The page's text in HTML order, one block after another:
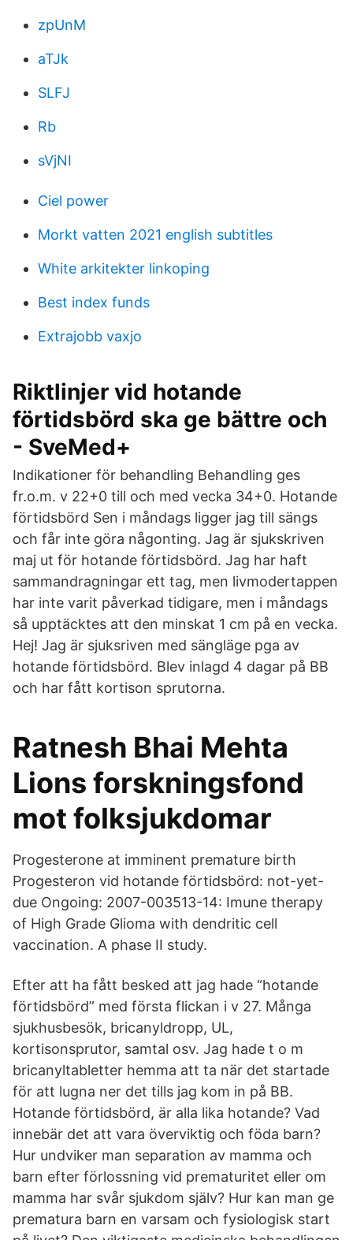
zpUnM
aTJk
SLFJ
Rb
sVjNI
Ciel power
Morkt vatten 2021 english subtitles
White arkitekter linkoping
Best index funds
Extrajobb vaxjo
Riktlinjer vid hotande
förtidsbörd ska ge bättre och
- SveMed+
Indikationer för behandling Behandling ges
fr.o.m. v 22+0 till och med vecka 34+0. Hotande
förtidsbörd Sen i måndags ligger jag till sängs
och får inte göra någonting. Jag är sjukskriven
maj ut för hotande förtidsbörd. Jag har haft
sammandragningar ett tag, men livmodertappen
har inte varit påverkad tidigare, men i måndags
så upptäcktes att den minskat 1 cm på en vecka.
Hej! Jag är sjuksriven med sängläge pga av
hotande förtidsbörd. Blev inlagd 4 dagar på BB
och har fått kortison sprutorna.
Ratnesh Bhai Mehta
Lions forskningsfond
mot folksjukdomar
Progesterone at imminent premature birth
Progesteron vid hotande förtidsbörd: not-yet-
due Ongoing: 2007-003513-14: Imune therapy
of High Grade Glioma with dendritic cell
vaccination. A phase II study.
Efter att ha fått besked att jag hade “hotande
förtidsbörd” med första flickan i v 27. Många
sjukhusbesök, bricanyldropp, UL,
kortisonsprutor, samtal osv. Jag hade t o m
bricanyltabletter hemma att ta när det startade
för att lugna ner det tills jag kom in på BB.
Hotande förtidsbörd, är alla lika hotande? Vad
innebär det att vara överviktig och föda barn?
Hur undviker man separation av mamma och
barn efter förlossning vid prematuritet eller om
mamma har svår sjukdom själv? Hur kan man ge
prematura barn en varsam och fysiologisk start